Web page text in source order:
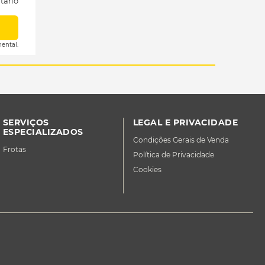
SERVIÇOS
ESPECIALIZADOS
Frotas
LEGAL E PRIVACIDADE
Condições Gerais de Venda
Política de Privacidade
Cookies